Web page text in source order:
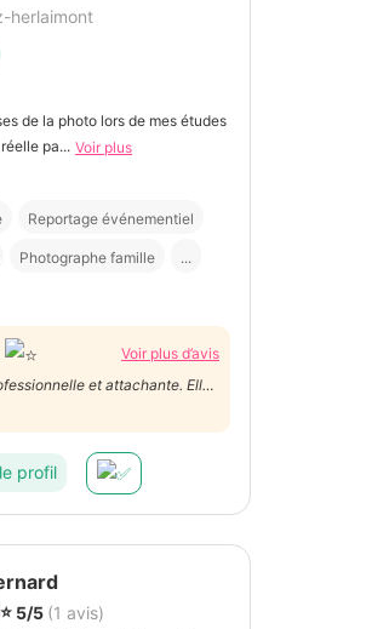
herlaimont
de la photo lors de mes études
pa... Voir plus
Reportage événementiel
Photographe famille ...
Voir plus d’avis
et attachante. Elle
Nous n’hésiterons pas à
à ses services!
profil
5/5 (1 avis)